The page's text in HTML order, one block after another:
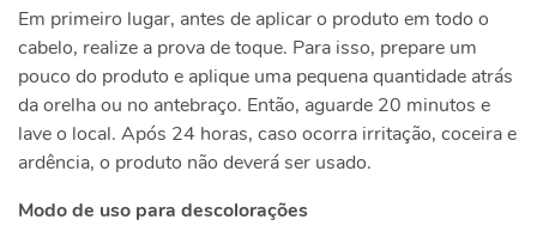
Em primeiro lugar, antes de aplicar o produto em todo o
cabelo, realize a prova de toque. Para isso, prepare um
pouco do produto e aplique uma pequena quantidade atrás
da orelha ou no antebraço. Então, aguarde 20 minutos e
lave o local. Após 24 horas, caso ocorra irritação, coceira e
ardência, o produto não deverá ser usado.
Modo de uso para descolorações